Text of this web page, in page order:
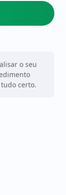
o seu
certo.